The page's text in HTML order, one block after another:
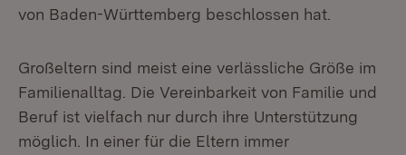
von Baden-Württemberg beschlossen hat.
Großeltern sind meist eine verlässliche Größe im
Familienalltag. Die Vereinbarkeit von Familie und
Beruf ist vielfach nur durch ihre Unterstützung
möglich. In einer für die Eltern immer